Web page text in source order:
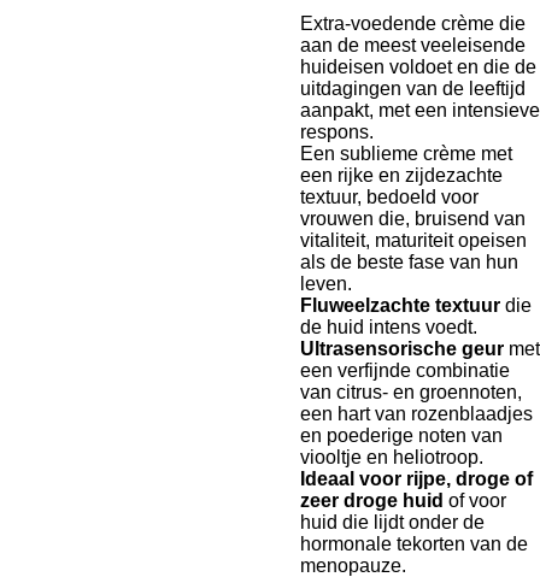
Extra-voedende crème die
aan de meest veeleisende
huideisen voldoet en die de
uitdagingen van de leeftijd
aanpakt, met een intensieve
respons.
Een sublieme crème met
een rijke en zijdezachte
textuur, bedoeld voor
vrouwen die, bruisend van
vitaliteit, maturiteit opeisen
als de beste fase van hun
leven.
Fluweelzachte textuur die
de huid intens voedt.
Ultrasensorische geur met
een verfijnde combinatie
van citrus- en groennoten,
een hart van rozenblaadjes
en poederige noten van
viooltje en heliotroop.
Ideaal voor rijpe, droge of
zeer droge huid of voor
huid die lijdt onder de
hormonale tekorten van de
menopauze.